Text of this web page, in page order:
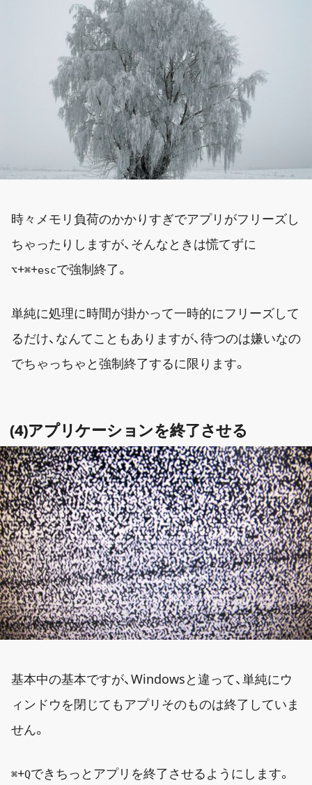
時々メモリ負荷のかかりすぎでアプリがフリーズし
ちゃったりしますが、そんなときは慌てずに
⌥+⌘+escで強制終了。
単純に処理に時間が掛かって一時的にフリーズして
るだけ、なんてこともありますが、待つのは嫌いなの
でちゃっちゃと強制終了するに限ります。
(4)アプリケーションを終了させる
基本中の基本ですが、Windowsと違って、単純にウ
ィンドウを閉じてもアプリそのものは終了していま
せん。
⌘+Qできちっとアプリを終了させるようにします。